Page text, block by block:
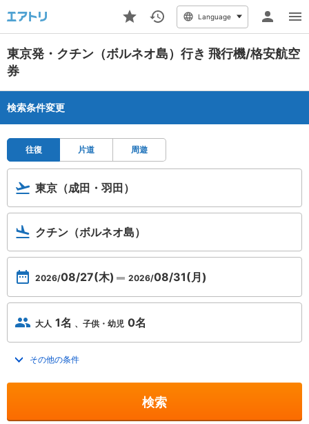
Language
東京発・クチン（ボルネオ島）行き 飛行機/格安航空
券
検索条件変更
往復 片道 周遊
東京（成田・羽田）
クチン（ボルネオ島）
2026/08/27(木) 2026/08/31(月)
大人 1名 子供・幼児 0名
トグルを開く
その他の条件
検索